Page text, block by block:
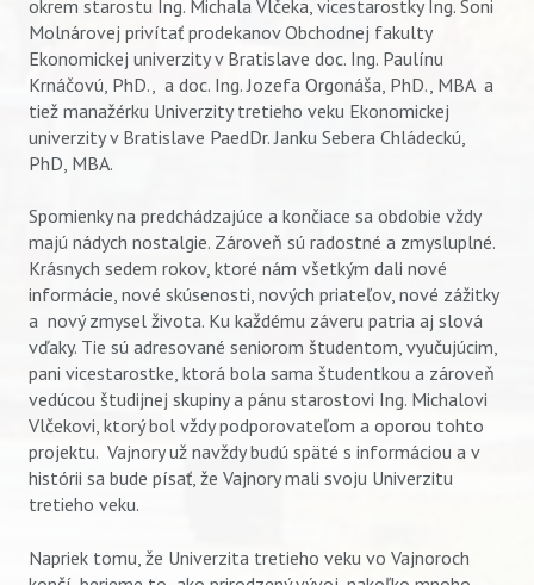
okrem starostu Ing. Michala Vlčeka, vicestarostky Ing. Soni
Molnárovej privítať prodekanov Obchodnej fakulty
Ekonomickej univerzity v Bratislave doc. Ing. Paulínu
Krnáčovú, PhD., a doc. Ing. Jozefa Orgonáša, PhD., MBA a
tiež manažérku Univerzity tretieho veku Ekonomickej
univerzity v Bratislave PaedDr. Janku Sebera Chládeckú,
PhD, MBA.
Spomienky na predchádzajúce a končiace sa obdobie vždy
majú nádych nostalgie. Zároveň sú radostné a zmysluplné.
Krásnych sedem rokov, ktoré nám všetkým dali nové
informácie, nové skúsenosti, nových priateľov, nové zážitky
a nový zmysel života. Ku každému záveru patria aj slová
vďaky. Tie sú adresované seniorom študentom, vyučujúcim,
pani vicestarostke, ktorá bola sama študentkou a zároveň
vedúcou študijnej skupiny a pánu starostovi Ing. Michalovi
Vlčekovi, ktorý bol vždy podporovateľom a oporou tohto
projektu. Vajnory už navždy budú späté s informáciou a v
histórii sa bude písať, že Vajnory mali svoju Univerzitu
tretieho veku.
Napriek tomu, že Univerzita tretieho veku vo Vajnoroch